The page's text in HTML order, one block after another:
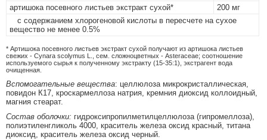
артишока посевного листьев экстракт сухой*
200 мг
с содержанием хлорогеновой кислоты в пересчете на сухое
вещество не менее 0.5%
* Артишока посевного листьев экстракт сухой получают из артишока листьев
свежих - Cynara scolymus L., сем. сложноцветных - Asteraceae; соотношение
используемого сырья к полученному экстракту (15-35:1), экстрагент вода
очищенная.
Вспомогательные вещества: целлюлоза микрокристаллическая,
повидон К17, кроскармеллоза натрия, кремния диоксид коллоидный,
магния стеарат.
Состав оболочки: гидроксипропилметилцеллюлоза (гипромеллоза),
полиэтиленгликоль 4000, краситель железа оксид красный, титана
диоксид, краситель железа оксид черный.